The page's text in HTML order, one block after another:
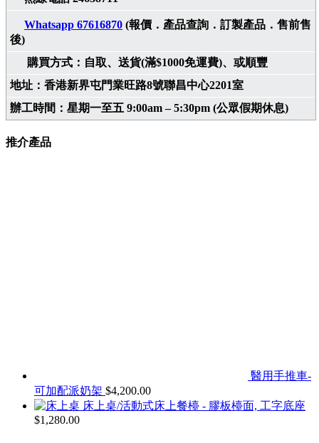
Whatsapp 67616870 (報價．產品查詢．訂製產品．售前售
後)
購買方式：自取、送貨(滿$1000免運費)、或順豐
地址：香港新界屯門業旺路8號聯昌中心2201室
辦工時間：星期一至五 9:00am – 5:30pm (公眾假期休息)
推介產品
醫用手推車-
可加配派奶架 $4,200.00
床上桌/活動式床上餐檯 - 膠板檯面, 工字底座
$1,280.00